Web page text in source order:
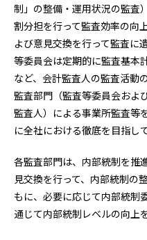
制」の整備・運用状況の監査
割分担を行って監査効率の向
よび意見交換を行って監査に
等委員会は定期的に監査基本
など、会計監査人の監査活動
監査部門（監査等委員会およ
監査人）による事業所監査等
に全社における徹底を目指し
各監査部門は、内部統制を推
見交換を行って、内部統制の
もに、必要に応じて内部統制
通じて内部統制レベルの向上